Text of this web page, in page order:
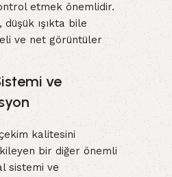
etmek önemlidir.
ışıkta bile
ve net görüntüler
ve
kalitesini
bir diğer önemli
sistemi ve